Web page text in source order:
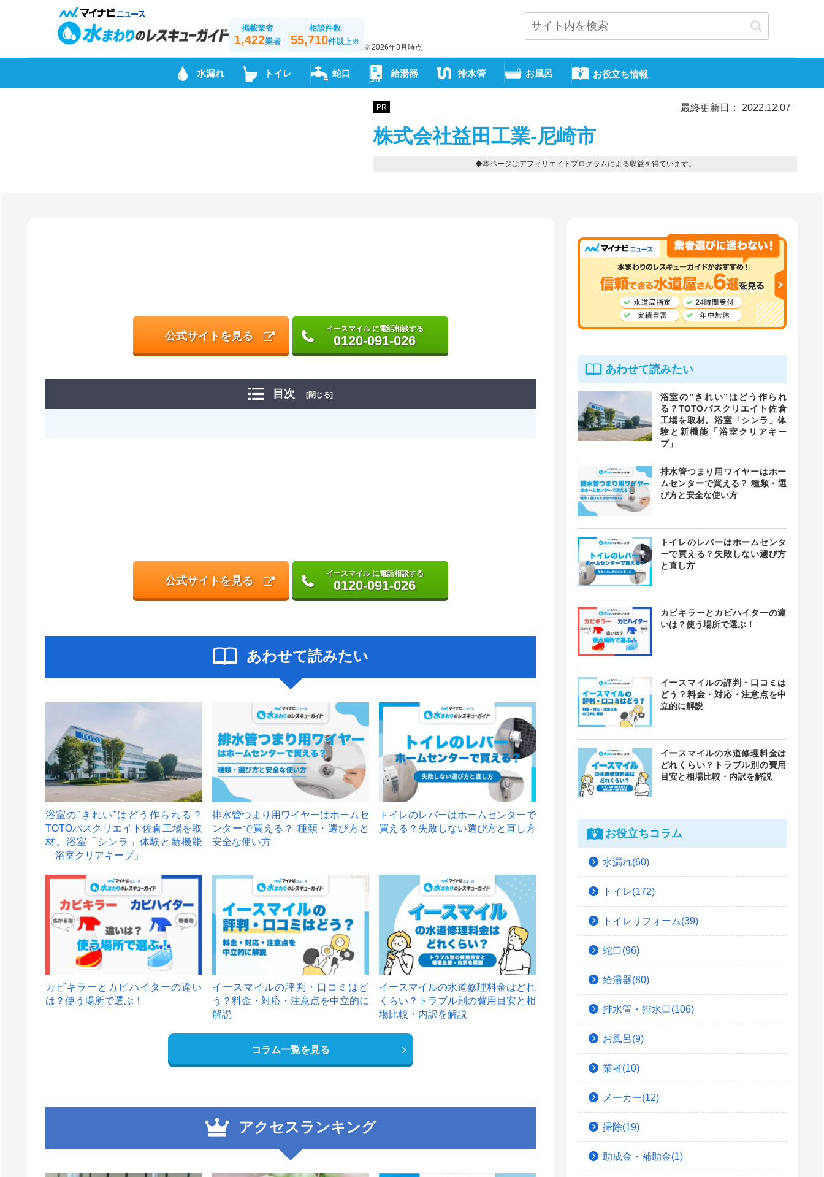
掲載業者
1,422業者
相談件数
55,710件以上※
※2026年8月時点
水漏れ トイレ 蛇口 給湯器 排水管 お風呂 お役立ち情報
PR 最終更新日： 2022.12.07
株式会社益田工業-尼崎市
◆本ページはアフィリエイトプログラムによる収益を得ています。
公式サイトを見る
イースマイル に電話相談する
0120-091-026
目次 [閉じる]
公式サイトを見る
イースマイル に電話相談する
0120-091-026
あわせて読みたい
浴室の”きれい”はどう作られる？
TOTOバスクリエイト佐倉工場を取
材。浴室「シンラ」体験と新機能
「浴室クリアキープ」
排水管つまり用ワイヤーはホームセ
ンターで買える？ 種類・選び方と
安全な使い方
トイレのレバーはホームセンターで
買える？失敗しない選び方と直し方
カビキラーとカビハイターの違い
は？使う場所で選ぶ！
イースマイルの評判・口コミはど
う？料金・対応・注意点を中立的に
解説
イースマイルの水道修理料金はどれ
くらい？トラブル別の費用目安と相
場比較・内訳を解説
コラム一覧を見る
アクセスランキング
あわせて読みたい
浴室の”きれい”はどう作られ
る？TOTOバスクリエイト佐倉
工場を取材。浴室「シンラ」体
験と新機能「浴室クリアキー
プ」
排水管つまり用ワイヤーはホー
ムセンターで買える？ 種類・選
び方と安全な使い方
トイレのレバーはホームセンタ
ーで買える？失敗しない選び方
と直し方
カビキラーとカビハイターの違
いは？使う場所で選ぶ！
イースマイルの評判・口コミは
どう？料金・対応・注意点を中
立的に解説
イースマイルの水道修理料金は
どれくらい？トラブル別の費用
目安と相場比較・内訳を解説
お役立ちコラム
水漏れ(60)
トイレ(172)
トイレリフォーム(39)
蛇口(96)
給湯器(80)
排水管・排水口(106)
お風呂(9)
業者(10)
メーカー(12)
掃除(19)
助成金・補助金(1)